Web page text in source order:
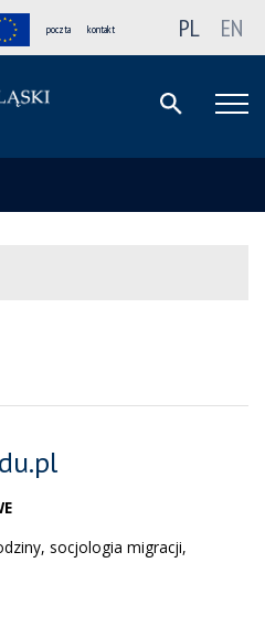
poczta kontakt PL EN
socjologia migracji,